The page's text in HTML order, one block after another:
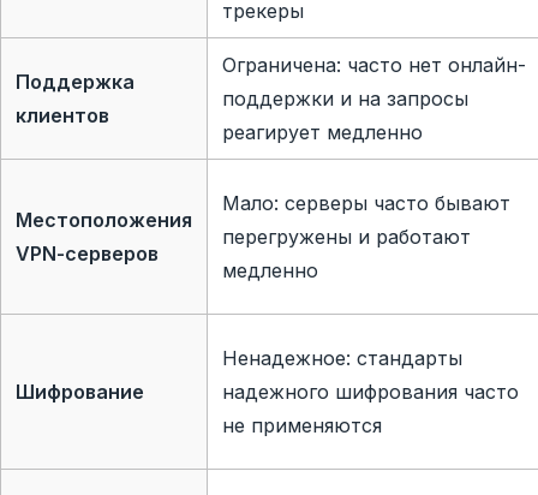
трекеры
Поддержка
клиентов
Ограничена: часто нет онлайн-
поддержки и на запросы
реагирует медленно
Местоположения
VPN-серверов
Мало: серверы часто бывают
перегружены и работают
медленно
Шифрование
Ненадежное: стандарты
надежного шифрования часто
не применяются